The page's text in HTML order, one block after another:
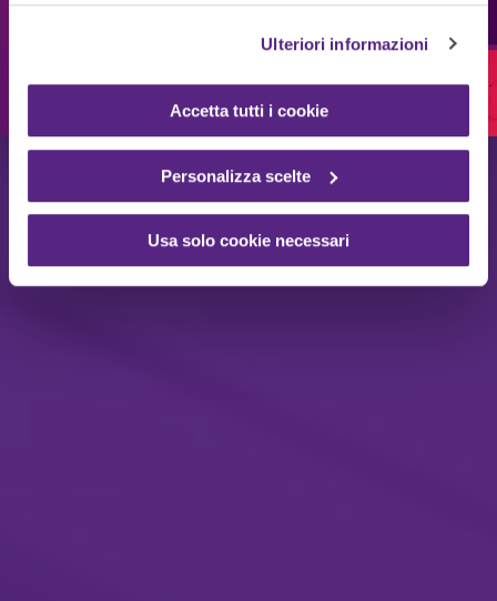
Ulteriori informazioni
Accetta tutti i cookie
Personalizza scelte
Usa solo cookie necessari
dispositivi performanti, sempre aggiornati e
perfettamente integrati nei flussi di lavoro.